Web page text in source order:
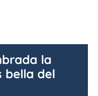
la
bella del